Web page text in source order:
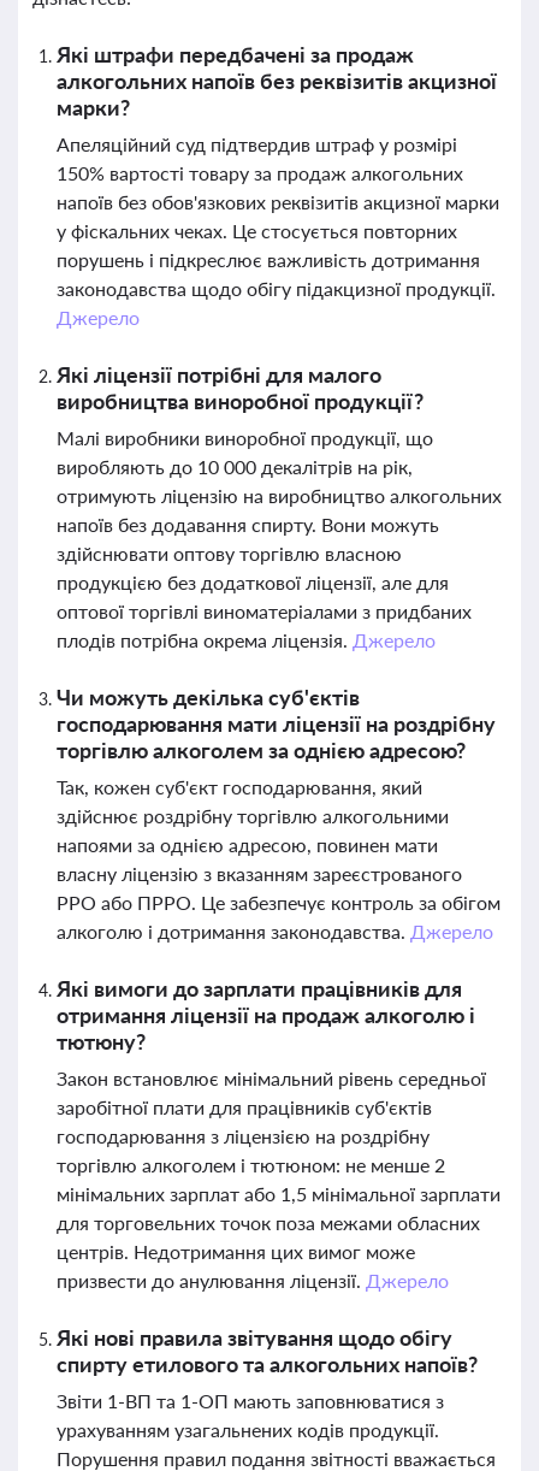
Які штрафи передбачені за продаж
алкогольних напоїв без реквізитів акцизної
марки?
Апеляційний суд підтвердив штраф у розмірі
150% вартості товару за продаж алкогольних
напоїв без обов'язкових реквізитів акцизної марки
у фіскальних чеках. Це стосується повторних
порушень і підкреслює важливість дотримання
законодавства щодо обігу підакцизної продукції.
Джерело
Які ліцензії потрібні для малого
виробництва виноробної продукції?
Малі виробники виноробної продукції, що
виробляють до 10 000 декалітрів на рік,
отримують ліцензію на виробництво алкогольних
напоїв без додавання спирту. Вони можуть
здійснювати оптову торгівлю власною
продукцією без додаткової ліцензії, але для
оптової торгівлі виноматеріалами з придбаних
плодів потрібна окрема ліцензія. Джерело
Чи можуть декілька суб'єктів
господарювання мати ліцензії на роздрібну
торгівлю алкоголем за однією адресою?
Так, кожен суб'єкт господарювання, який
здійснює роздрібну торгівлю алкогольними
напоями за однією адресою, повинен мати
власну ліцензію з вказанням зареєстрованого
РРО або ПРРО. Це забезпечує контроль за обігом
алкоголю і дотримання законодавства. Джерело
Які вимоги до зарплати працівників для
отримання ліцензії на продаж алкоголю і
тютюну?
Закон встановлює мінімальний рівень середньої
заробітної плати для працівників суб'єктів
господарювання з ліцензією на роздрібну
торгівлю алкоголем і тютюном: не менше 2
мінімальних зарплат або 1,5 мінімальної зарплати
для торговельних точок поза межами обласних
центрів. Недотримання цих вимог може
призвести до анулювання ліцензії. Джерело
Які нові правила звітування щодо обігу
спирту етилового та алкогольних напоїв?
Звіти 1-ВП та 1-ОП мають заповнюватися з
урахуванням узагальнених кодів продукції.
Порушення правил подання звітності вважається